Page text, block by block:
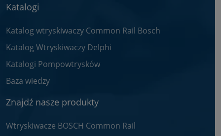
Katalogi
Katalog wtryskiwaczy Common Rail Bosch
Katalog Wtryskiwaczy Delphi
Katalogi Pompowtrysków
Baza wiedzy
Znajdź nasze produkty
Wtryskiwacze BOSCH Common Rail